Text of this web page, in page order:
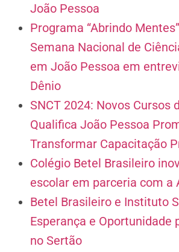
João Pessoa
Programa “Abrindo
Semana Nacional de
em João Pessoa em
Dênio
SNCT 2024: Novos Cursos
Qualifica João Pessoa
Transformar Capacitação
Colégio Betel Brasileiro
escolar em parceria com a
Betel Brasileiro e Instituto
Esperança e Oportunidade
no Sertão